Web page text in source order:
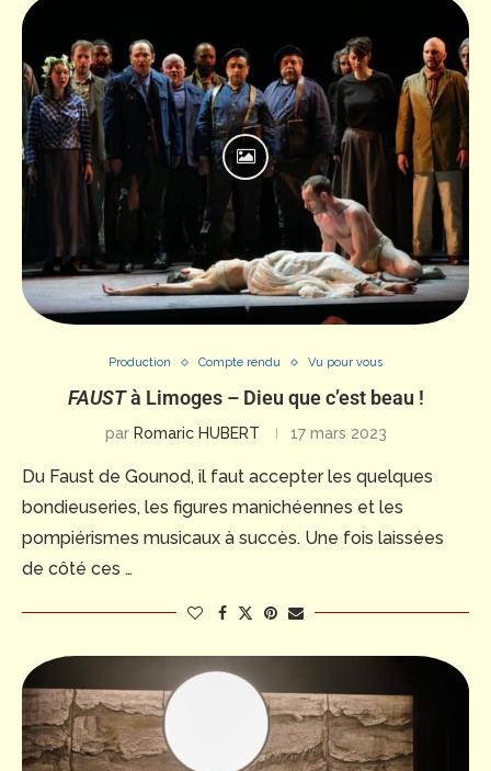
Production Compte rendu Vu pour vous
FAUSTà Limoges – Dieu que c’est beau !
par Romaric HUBERT 17 mars 2023
Du Faust de Gounod, il faut accepter les quelques
bondieuseries, les figures manichéennes et les
pompiérismes musicaux à succès. Une fois laissées
de côté ces …